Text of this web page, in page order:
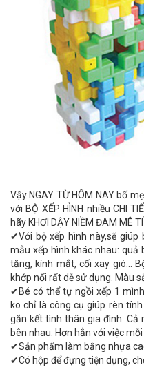
Vậy NGAY TỪ HÔM NAY bố
với BỘ XẾP HÌNH nhiều CHI
hãy KHƠI DẬY NIỀM ĐAM MÊ
✔Với bộ xếp hình này,sẽ
mẫu xếp hình khác nhau: quả
tăng, kính mắt, cối xay gió...
khớp nối rất dễ sử dụng. Màu
✔Bé có thể tự ngồi xếp 1
ko chỉ là công cụ giúp rèn
gắn kết tình thân gia đình. Cả
bên nhau. Hơn hẳn với việc
✔Sản phẩm làm bằng nhựa
✔Có hộp để đựng tiện dụng,